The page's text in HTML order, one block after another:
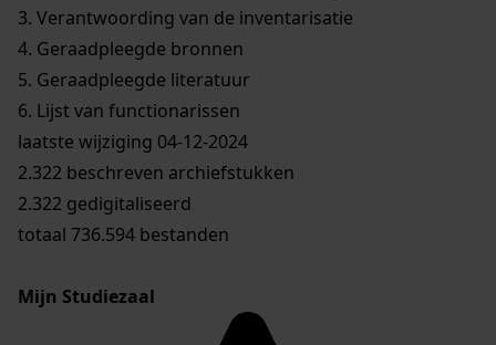
3. Verantwoording van de inventarisatie
4. Geraadpleegde bronnen
5. Geraadpleegde literatuur
6. Lijst van functionarissen
laatste wijziging 04-12-2024
2.322 beschreven archiefstukken
2.322 gedigitaliseerd
totaal 736.594 bestanden
Mijn Studiezaal